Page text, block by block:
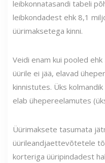
leibkonnatasandi tabeli
leibkondadest ehk 8,1
üürimaksetega kinni.
Veidi enam kui pooled
üürile ei jää, elavad
kinnistutes. Üks
elab ühepereelamutes
Üürimaksete tasumata
üürileandjaettevõtetele
korteriga üüripindadest